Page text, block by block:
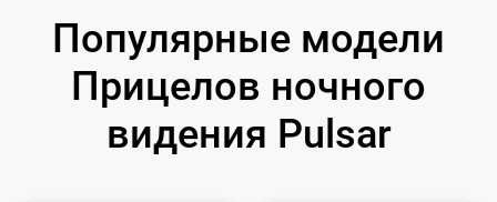
Популярные модели
Прицелов ночного
видения Pulsar